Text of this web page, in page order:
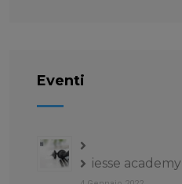
Eventi
iesse academy